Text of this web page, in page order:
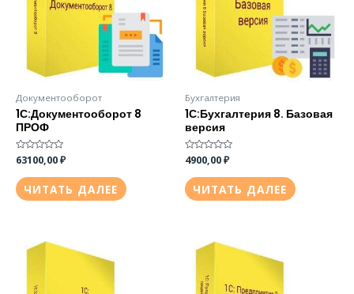
Документооборот
1С:Документооборот 8
ПРОФ
Оценка
0
из
5
63100,00₽
ЧИТАТЬ ДАЛЕЕ
Бухгалтерия
1С:Бухгалтерия 8. Базовая
версия
Оценка
0
из
5
4900,00₽
ЧИТАТЬ ДАЛЕЕ